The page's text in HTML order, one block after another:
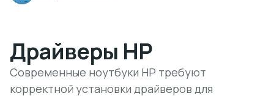
Драйверы HP
Современные ноутбуки HP требуют
корректной установки драйверов для